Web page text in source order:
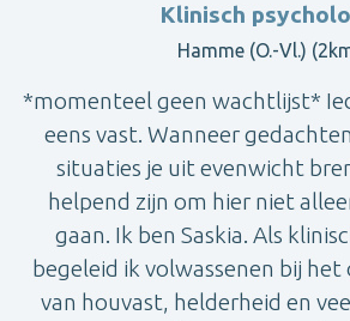
Klinisch
Hamme (O.-Vl.)
*momenteel geen wachtlijst*
eens vast. Wanneer
situaties je uit evenwicht
helpend zijn om hier niet
gaan. Ik ben Saskia. Als
begeleid ik volwassenen bij het
van houvast, helderheid en